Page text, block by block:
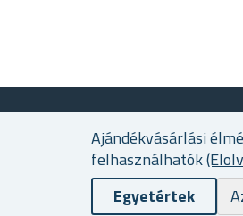
Ajándékvásárlási
felhasználhatók
Egyetértek
INFORMÁCIÓ
Sitemap
Reklamáció/